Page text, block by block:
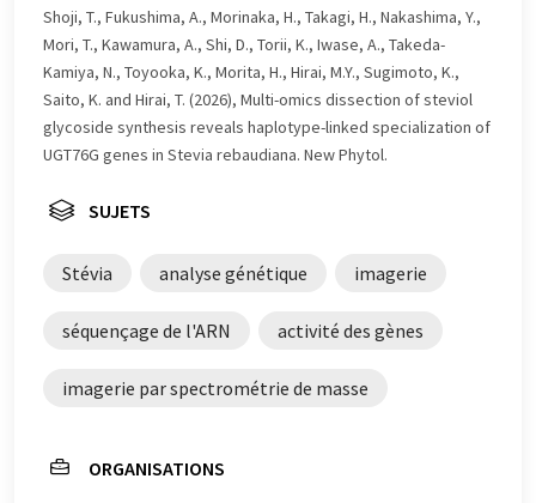
été traduit avec traduction automatique, il est possible
qu'il contienne des erreurs de vocabulaire, de syntaxe ou
de grammaire. L'article original dans Anglais peut être
trouvéici.
Shoji, T., Fukushima, A., Morinaka, H., Takagi, H., Nakashima, Y.,
Mori, T., Kawamura, A., Shi, D., Torii, K., Iwase, A., Takeda-
Kamiya, N., Toyooka, K., Morita, H., Hirai, M.Y., Sugimoto, K.,
Saito, K. and Hirai, T. (2026), Multi-omics dissection of steviol
glycoside synthesis reveals haplotype-linked specialization of
UGT76G genes in Stevia rebaudiana. New Phytol.
SUJETS
Stévia analyse génétique imagerie
séquençage de l'ARN activité des gènes
imagerie par spectrométrie de masse
ORGANISATIONS